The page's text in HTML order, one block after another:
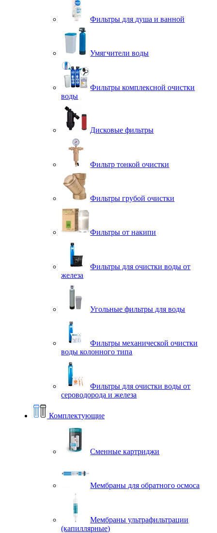
Фильтры для душа и ванной
Умягчители воды
Фильтры комплексной очистки
воды
Дисковые фильтры
Фильтр тонкой очистки
Фильтры грубой очистки
Фильтры от накипи
Фильтры для очистки воды от
железа
Угольные фильтры для воды
Фильтры механической очистки
воды колонного типа
Фильтры для очистки воды от
сероводорода и железа
Комплектующие
Сменные картриджи
Мембраны для обратного осмоса
Мембраны ультрафильтрации
(капиллярные)